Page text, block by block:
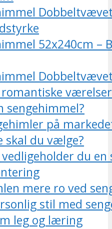
52x240cm –
romantiske værelser
sengehimmel?
på
skal du vælge?
du
mere ro ved
stil med
leg og læring